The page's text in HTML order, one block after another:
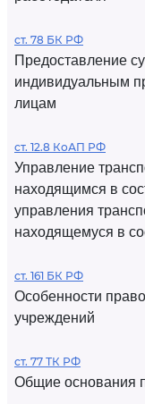
ст. 78 БК РФ
Предоставление
индивидуальным
лицам
ст. 12.8 КоАП РФ
Управление
находящимся в
управления
находящемуся в
ст. 161 БК РФ
Особенности
учреждений
ст. 77 ТК РФ
Общие основания